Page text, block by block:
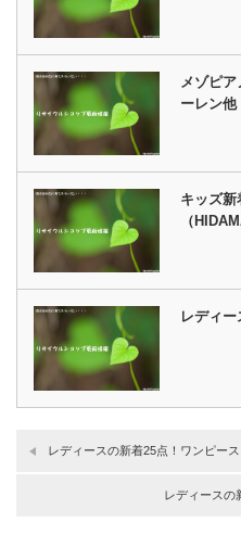
メゾピア
ーレン他
キッズ
（
レディ
レディースの新着25点！ワンピー
レディースの